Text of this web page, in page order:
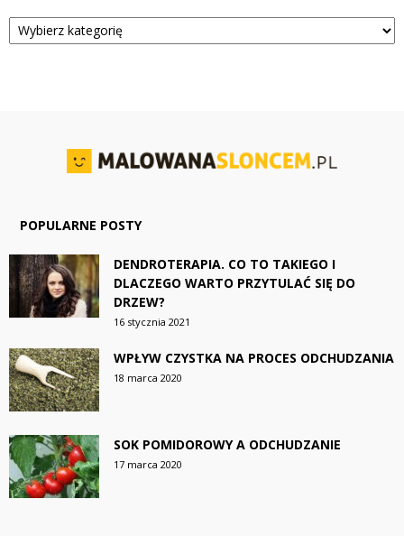
Kategorie
POPULARNE POSTY
DENDROTERAPIA. CO TO TAKIEGO I
DLACZEGO WARTO PRZYTULAĆ SIĘ DO
DRZEW?
16 stycznia 2021
WPŁYW CZYSTKA NA PROCES ODCHUDZANIA
18 marca 2020
SOK POMIDOROWY A ODCHUDZANIE
17 marca 2020